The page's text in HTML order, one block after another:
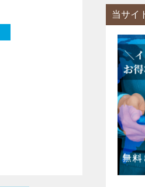
当サイ